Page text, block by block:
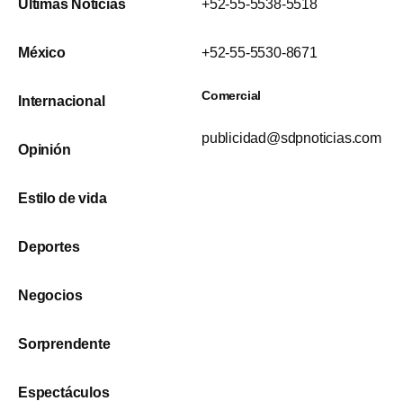
Últimas Noticias
México
Internacional
Opinión
Estilo de vida
Deportes
Negocios
Sorprendente
Espectáculos
+52-55-5538-5518
+52-55-5530-8671
Comercial
publicidad@sdpnoticias.com